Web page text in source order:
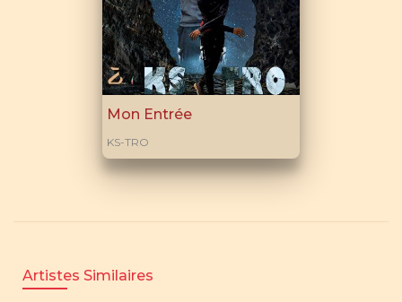
Mon Entrée
KS-TRO
Artistes Similaires